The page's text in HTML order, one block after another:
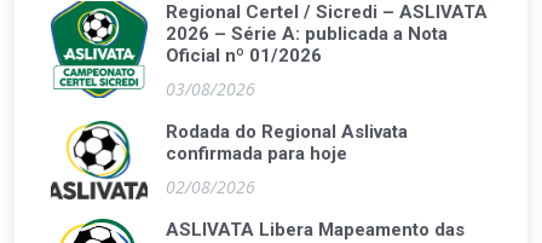
Regional Certel / Sicredi – ASLIVATA
2026 – Série A: publicada a Nota
Oficial nº 01/2026
03/08/2026
Rodada do Regional Aslivata
confirmada para hoje
02/08/2026
ASLIVATA Libera Mapeamento das